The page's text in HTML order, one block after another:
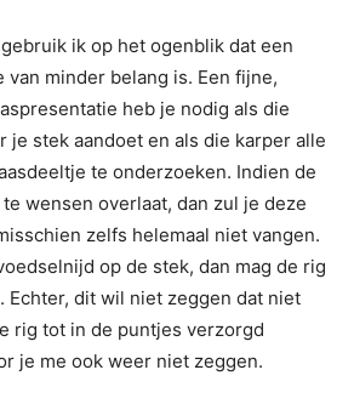
ik op het ogenblik dat een
minder belang is. Een fijne,
heb je nodig als die
je stek aandoet en als die karper alle
te onderzoeken. Indien de
wensen overlaat, dan zul je deze
zelfs helemaal niet vangen.
op de stek, dan mag de rig
Echter, dit wil niet zeggen dat niet
rig tot in de puntjes verzorgd
je me ook weer niet zeggen.